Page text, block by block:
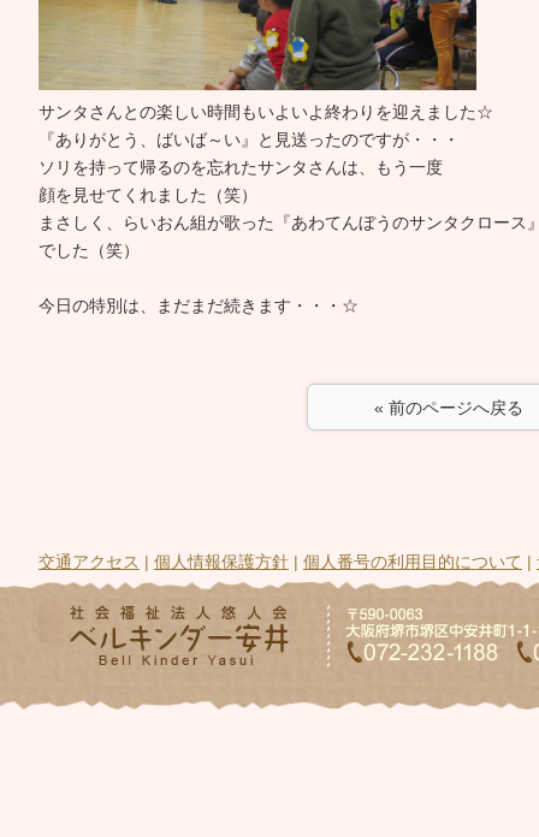
サンタさんとの楽しい時間もいよいよ終わりを迎えました☆
『ありがとう、ばいば～い』と見送ったのですが・・・
ソリを持って帰るのを忘れたサンタさんは、もう一度
顔を見せてくれました（笑）
まさしく、らいおん組が歌った『あわてんぼうのサンタクロース
でした（笑）
今日の特別は、まだまだ続きます・・・☆
« 前のページへ戻る
交通アクセス | 個人情報保護方針 | 個人番号の利用目的について |